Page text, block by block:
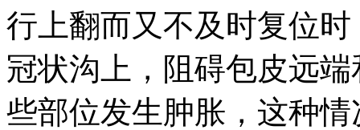
行上翻而又不及时复位
冠状沟上，阻碍包皮远
些部位发生肿胀，这种